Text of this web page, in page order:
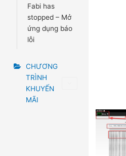
Fabi has
stopped – Mở
ứng dụng báo
lỗi
CHƯƠNG
TRÌNH
KHUYẾN
MÃI